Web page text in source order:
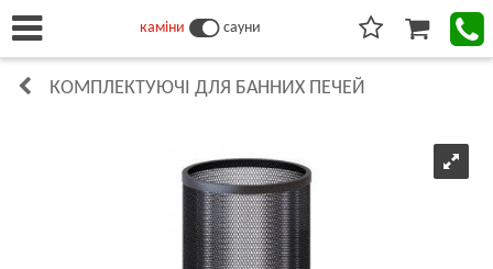
каміни сауни
КОМПЛЕКТУЮЧІ ДЛЯ БАННИХ ПЕЧЕЙ